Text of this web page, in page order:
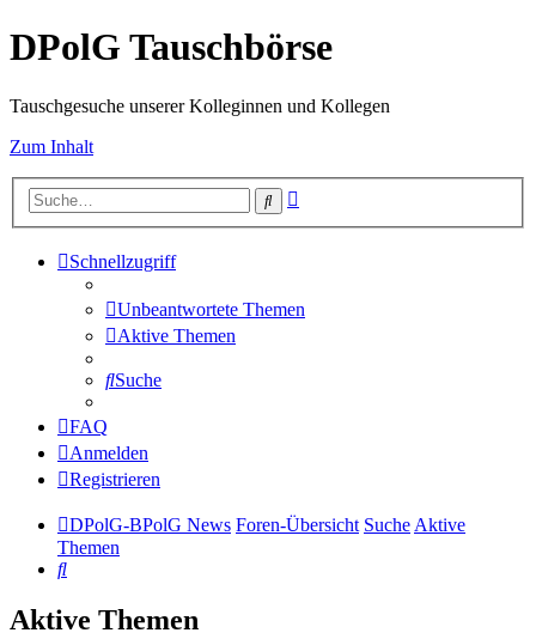
DPolG Tauschbörse
Tauschgesuche unserer Kolleginnen und Kollegen
Zum Inhalt
Suche
Schnellzugriff
Unbeantwortete Themen
Aktive Themen
Suche
FAQ
Anmelden
Registrieren
DPolG-BPolG News Foren-Übersicht SucheAktive
Themen
Suche
Aktive Themen